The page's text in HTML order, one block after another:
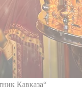
Кавказа“